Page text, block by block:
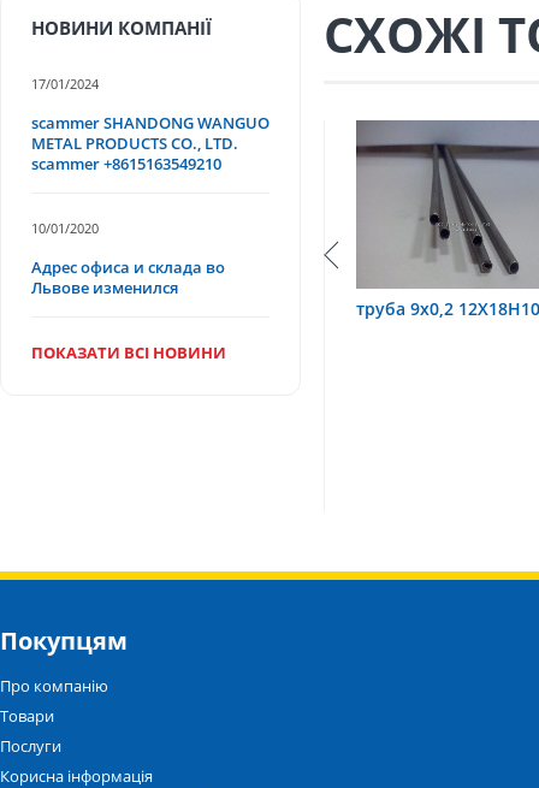
СХОЖІ
труба 75х1,5,
НОВИНИ КОМПАНІЇ
17/01/2024
scammer SHANDONG WANGUO
METAL PRODUCTS CO., LTD.
scammer +8615163549210
10/01/2020
Адрес офиса и склада во
Львове изменился
ПОКАЗАТИ ВСІ НОВИНИ
Покупцям
Про компанію
Товари
Послуги
Корисна інформація